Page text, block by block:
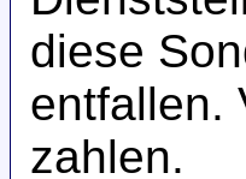
diese
entfallen.
zahlen.